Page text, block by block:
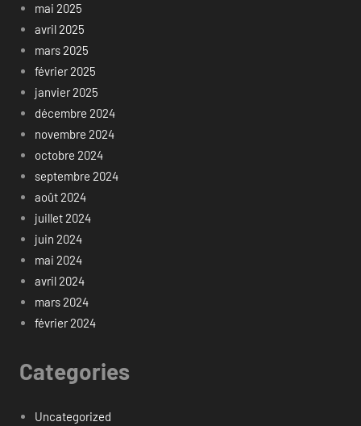
mai 2025
avril 2025
mars 2025
février 2025
janvier 2025
décembre 2024
novembre 2024
octobre 2024
septembre 2024
août 2024
juillet 2024
juin 2024
mai 2024
avril 2024
mars 2024
février 2024
Categories
Uncategorized